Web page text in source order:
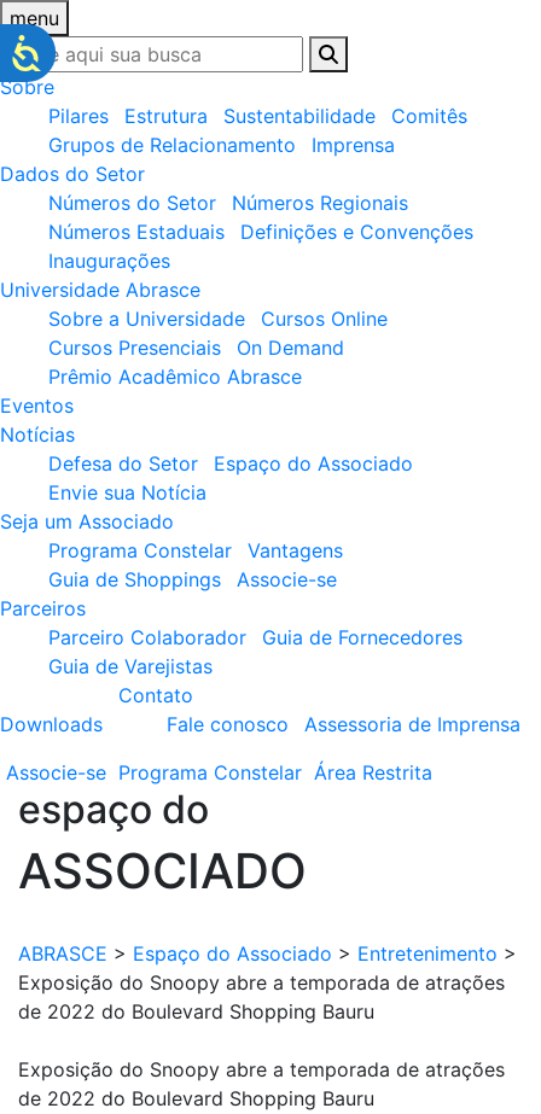
menu
Sobre
Pilares
Estrutura Sustentabilidade
Comitês
Grupos de Relacionamento
Imprensa
Dados do Setor
Números do Setor
Números Regionais
Números Estaduais
Definições e Convenções
Inaugurações
Universidade Abrasce
Sobre a Universidade
Cursos Online
Cursos Presenciais
On Demand
Prêmio Acadêmico Abrasce
Eventos
Notícias
Defesa do Setor
Espaço do Associado
Envie sua Notícia
Seja um Associado
Programa Constelar
Vantagens
Guia de Shoppings
Associe-se
Parceiros
Parceiro Colaborador
Guia de Fornecedores
Guia de Varejistas
Downloads
Contato
Fale conosco
Assessoria de Imprensa
Associe-se Programa Constelar Área Restrita
espaço do
ASSOCIADO
ABRASCE > Espaço do Associado > Entretenimento >
Exposição do Snoopy abre a temporada de atrações
de 2022 do Boulevard Shopping Bauru
Exposição do Snoopy abre a temporada de atrações
de 2022 do Boulevard Shopping Bauru